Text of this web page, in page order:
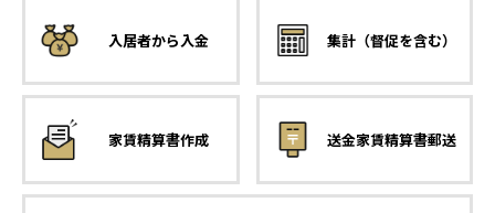
入居者から入金 集計 （督促を含む）
家賃精算書作成 送金家賃精算書郵送